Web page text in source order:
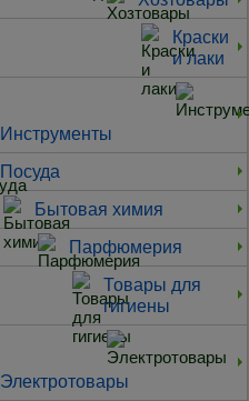
Краски
и лаки
Инструменты
Посуда
Бытовая химия
Парфюмерия
Товары для
гигиены
Электротовары